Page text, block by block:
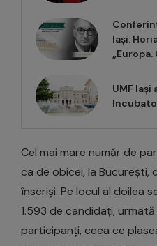
Iași:
„Europa.
UMF
Cel mai mare număr de
ca de obicei, la București,
înscriși. Pe locul al doilea
1.593 de candidați, urmată
participanți, ceea ce